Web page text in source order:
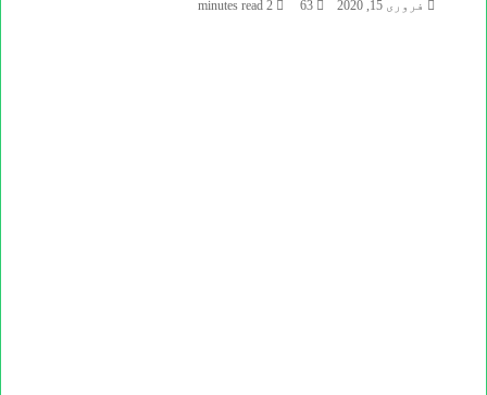
فروری 15, 2020 63